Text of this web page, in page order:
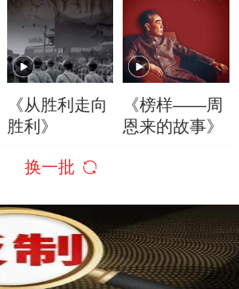
《从胜利走向
胜利》
《榜样——周
恩来的故事》
换一批